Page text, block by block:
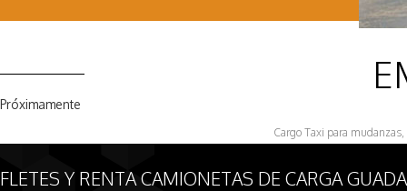
Próximamente
Cargo Taxi para
FLETES Y RENTA CAMIONETAS DE CARGA